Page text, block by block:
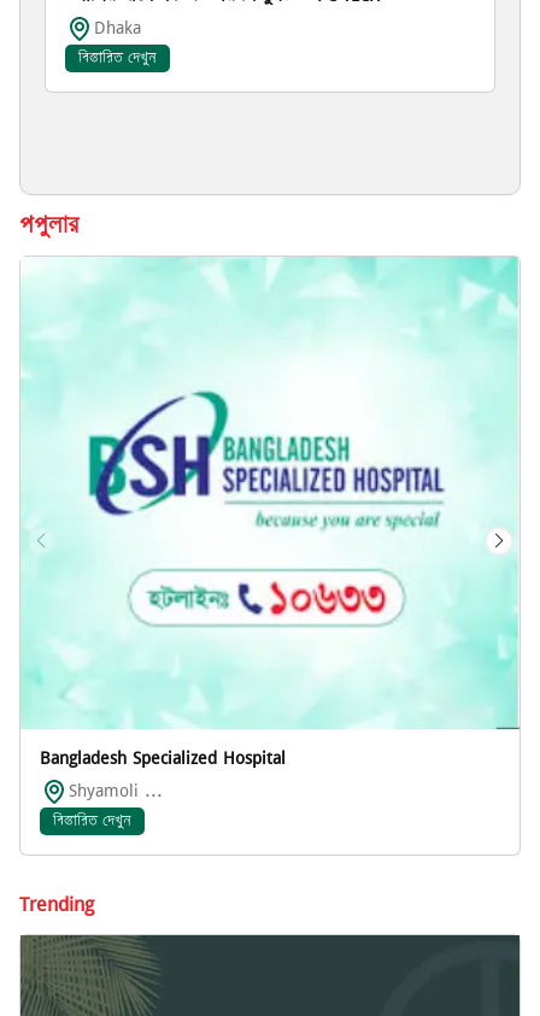
Dhaka
বিস্তারিত দেখুন
পপুলার
Bangladesh Specialized Hospital
Shyamoli ...
বিস্তারিত দেখুন
Trending